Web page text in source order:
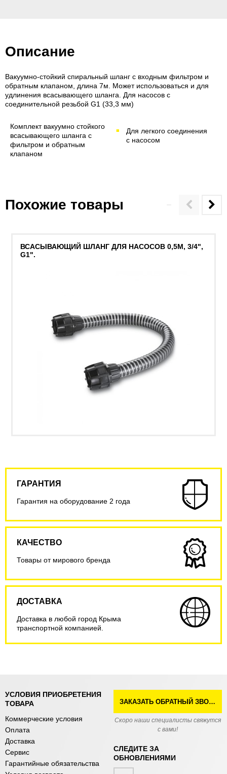
Описание
Вакуумно-стойкий спиральный шланг с входным фильтром и
обратным клапаном, длина 7м. Может использоваться и для
удлинения всасывающего шланга. Для насосов с
соединительной резьбой G1 (33,3 мм)
Комплект вакуумно стойкого
всасывающего шланга с
фильтром и обратным
клапаном
Для легкого соединения
с насосом
Похожие товары
ВСАСЫВАЮЩИЙ ШЛАНГ ДЛЯ НАСОСОВ 0,5М, 3/4",
G1".
ГАРАНТИЯ
Гарантия на оборудование 2 года
КАЧЕСТВО
Товары от мирового бренда
ДОСТАВКА
Доставка в любой город Крыма
транспортной компанией.
УСЛОВИЯ ПРИОБРЕТЕНИЯ
ТОВАРА
Коммерческие условия
Оплата
Доставка
Сервис
Гарантийные обязательства
ЗАКАЗАТЬ ОБРАТНЫЙ ЗВОНОК
Скоро наши специалисты свяжутся
с вами!
СЛЕДИТЕ ЗА
ОБНОВЛЕНИЯМИ